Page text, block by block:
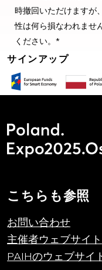
時撤回いただけますが
性は何ら損なわれませ
ください。*
こちらも参照
お問い合わせ
主催者ウェブサイト
PAIHのウェブサイ